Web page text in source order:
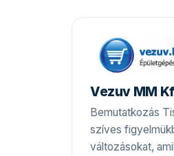
Vezuv MM
Bemutatkozás
szíves
változásokat,